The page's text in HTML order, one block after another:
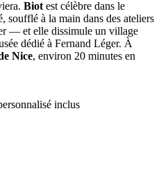
Biot est célèbre dans le
soufflé à la main dans des ateliers
— et elle dissimule un village
dédié à Fernand Léger. À
Nice, environ 20 minutes en
inclus